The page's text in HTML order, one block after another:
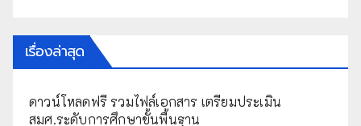
เรื่องล่าสุด
ดาวน์โหลดฟรี รวมไฟล์เอกสาร เตรียมประเมิน
สมศ.ระดับการศึกษาขั้นพื้นฐาน